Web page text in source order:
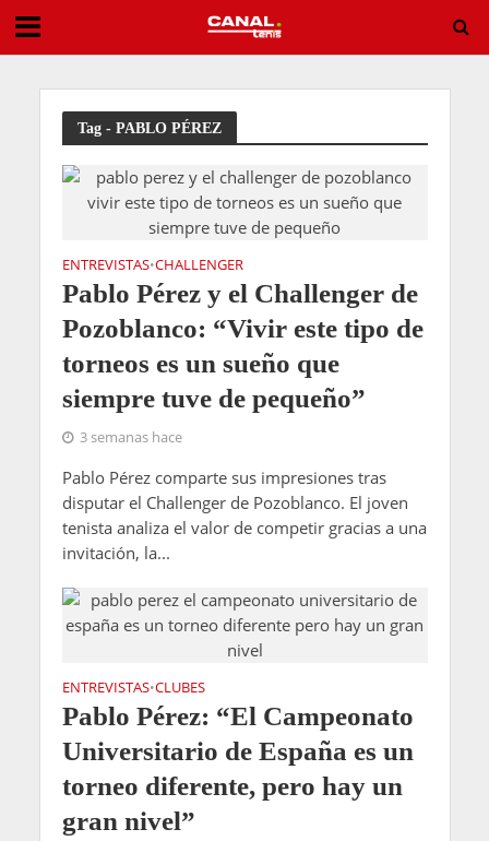
Golpe en casa: Leylah Fernández borra a Andreeva de su camino
Tag - PABLO PÉREZ
ENTREVISTAS•CHALLENGER
Pablo Pérez y el Challenger de
Pozoblanco: “Vivir este tipo de
torneos es un sueño que
siempre tuve de pequeño”
3 semanas hace
Pablo Pérez comparte sus impresiones tras
disputar el Challenger de Pozoblanco. El joven
tenista analiza el valor de competir gracias a una
invitación, la...
ENTREVISTAS•CLUBES
Pablo Pérez: “El Campeonato
Universitario de España es un
torneo diferente, pero hay un
gran nivel”